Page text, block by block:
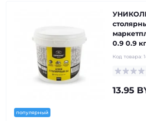
популярный
0.9 0.9 кг
Код товара:
13.95